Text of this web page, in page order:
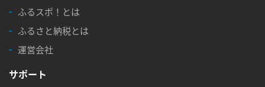
ふるスポ！とは
ふるさと納税とは
運営会社
サポート